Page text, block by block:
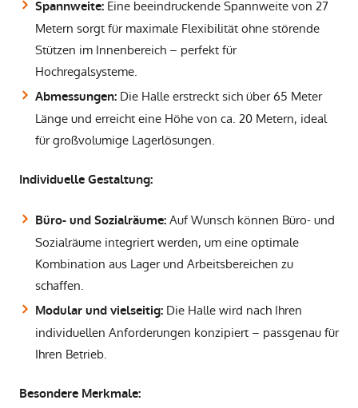
Spannweite: Eine beeindruckende Spannweite von 27
Metern sorgt für maximale Flexibilität ohne störende
Stützen im Innenbereich – perfekt für
Hochregalsysteme.
Abmessungen: Die Halle erstreckt sich über 65 Meter
Länge und erreicht eine Höhe von ca. 20 Metern, ideal
für großvolumige Lagerlösungen.
Individuelle Gestaltung:
Büro- und Sozialräume: Auf Wunsch können Büro- und
Sozialräume integriert werden, um eine optimale
Kombination aus Lager und Arbeitsbereichen zu
schaffen.
Modular und vielseitig: Die Halle wird nach Ihren
individuellen Anforderungen konzipiert – passgenau für
Ihren Betrieb.
Besondere Merkmale: